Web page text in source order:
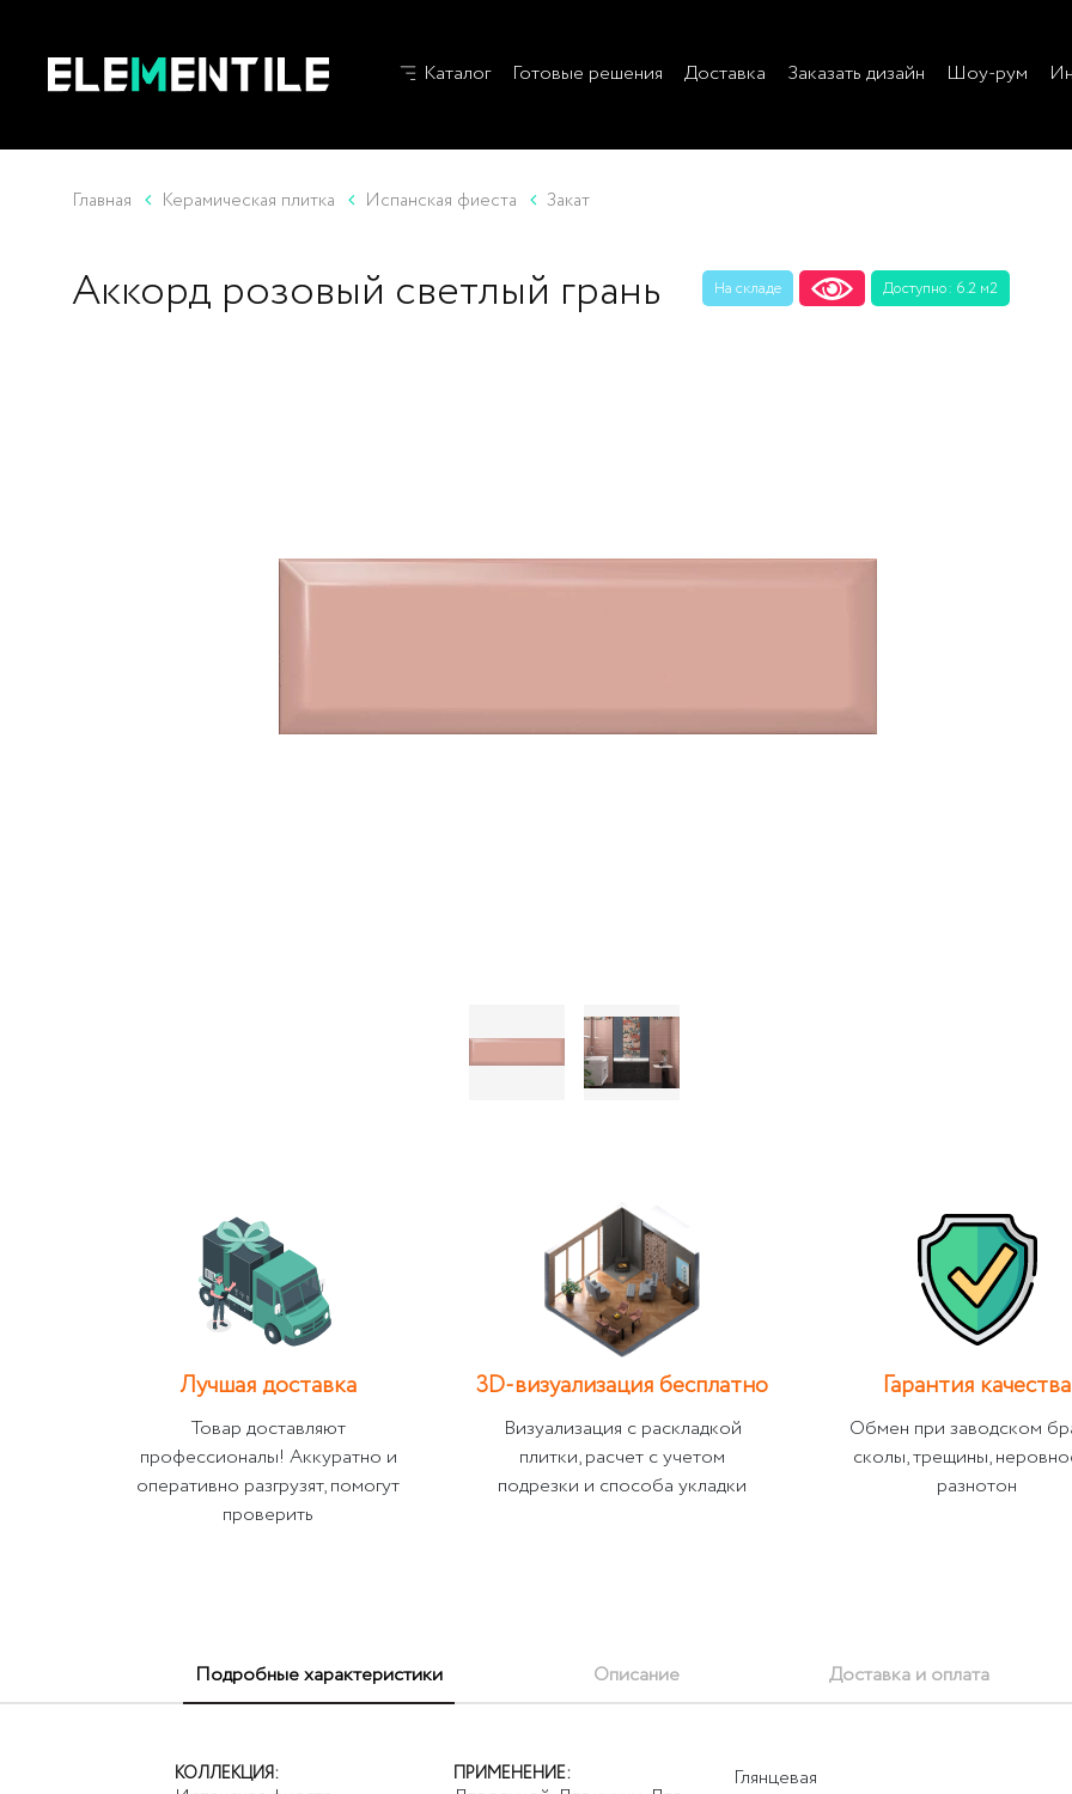
Каталог Готовые решения Доставка Заказать дизайн Шоу-рум
Главная Керамическая плитка Испанская фиеста Закат
Аккорд розовый светлый грань На складе Доступно: 6.2 м2
Лучшая доставка
Товар доставляют
профессионалы! Аккуратно и
оперативно разгрузят, помогут
проверить
3D-визуализация бесплатно
Визуализация с раскладкой
плитки, расчет с учетом
подрезки и способа укладки
Гарантия качества
Обмен при заводском
сколы, трещины,
разнотон
Подробные характеристики Описание Доставка и оплата
КОЛЛЕКЦИЯ: ПРИМЕНЕНИЕ: Глянцевая